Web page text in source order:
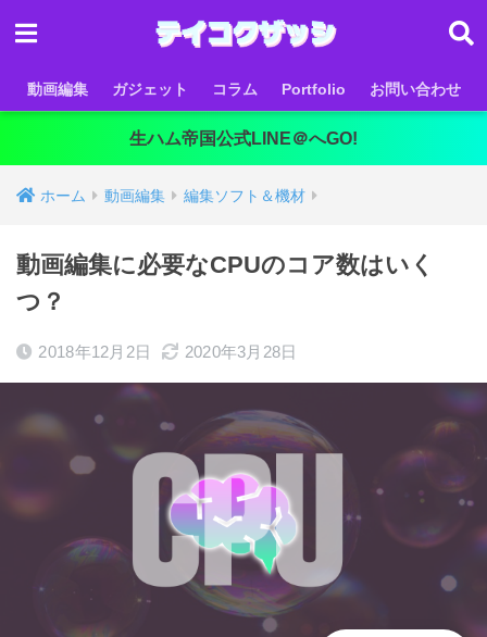
動画編集 ガジェット コラム Portfolio お問い合わせ
生ハム帝国公式LINE＠へGO!
ホーム 動画編集 編集ソフト＆機材
動画編集に必要なCPUのコア数はいく
つ？
2018年12月2日 2020年3月28日